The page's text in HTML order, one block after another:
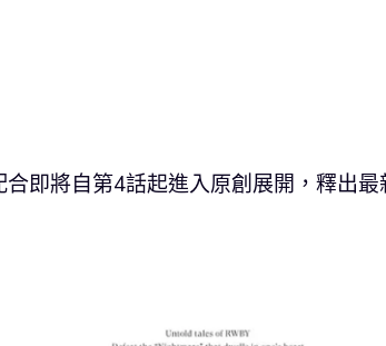
合即將自第4話起進入原創展開，釋出最